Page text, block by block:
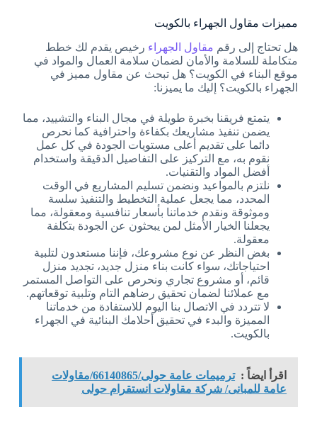
مميزات مقاول الجهراء بالكويت
هل تحتاج إلى رقم مقاول الجهراء رخيص يقدم لك خطط
متكاملة للسلامة والأمان لضمان سلامة العمال والمواد في
موقع البناء في الكويت؟ هل تبحث عن مقاول مميز في
الجهراء بالكويت؟ إليك ما يميزنا:
يتمتع فريقنا بخبرة طويلة في مجال البناء والتشييد، مما
يضمن تنفيذ مشاريعك بكفاءة واحترافية كما نحرص
دائما على تقديم أعلى مستويات الجودة في كل عمل
نقوم به، مع التركيز على التفاصيل الدقيقة واستخدام
أفضل المواد والتقنيات.
نلتزم بالمواعيد ونضمن تسليم المشاريع في الوقت
المحدد، مما يجعل عملية التخطيط والتنفيذ سلسة
وموثوقة ونقدم خدماتنا بأسعار تنافسية ومعقولة، مما
يجعلنا الخيار الأمثل لمن يبحثون عن الجودة بتكلفة
معقولة.
بغض النظر عن نوع مشروعك، فإننا مستعدون لتلبية
احتياجاتك، سواء كانت بناء منزل جديد، تجديد منزل
قائم، أو مشروع تجاري ونحرص على التواصل المستمر
مع عملائنا لضمان تحقيق رضاهم التام وتلبية توقعاتهم.
لا تتردد في الاتصال بنا اليوم للاستفادة من خدماتنا
المميزة والبدء في تحقيق أحلامك البنائية في الجهراء
بالكويت.
اقرأ ايضاً :
ترميمات عامة حولى/66140865/مقاولات
عامة للمبانى/ شركة مقاولات انستقرام حولى